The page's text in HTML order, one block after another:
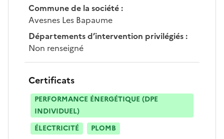
Commune de la société:
Avesnes Les Bapaume
Départements d’intervention privilégiés:
Non renseigné
Certificats
PERFORMANCE ÉNERGÉTIQUE (DPE
INDIVIDUEL)
ÉLECTRICITÉ
PLOMB